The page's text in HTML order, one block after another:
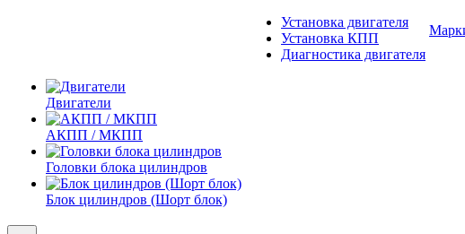
Двигатели
АКПП / МКПП
Головки блока цилиндров
Блок цилиндров (Шорт блок)
Установка двигателя
Установка КПП
Диагностика двигателя